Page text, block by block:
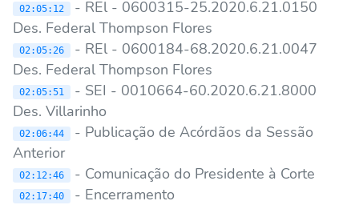
02:05:12
- REl - 0600315-25.2020.6.21.0150
Des. Federal Thompson Flores
02:05:26
- REl - 0600184-68.2020.6.21.0047
Des. Federal Thompson Flores
02:05:51
- SEI - 0010664-60.2020.6.21.8000
Des. Villarinho
02:06:44
- Publicação de Acórdãos da Sessão
Anterior
02:12:46 - Comunicação do Presidente à Corte
02:17:40 - Encerramento